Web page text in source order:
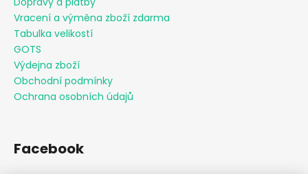
Vracení a výměna zboží zdarma
Tabulka velikostí
GOTS
Výdejna zboží
Obchodní podmínky
Ochrana osobních údajů
Facebook